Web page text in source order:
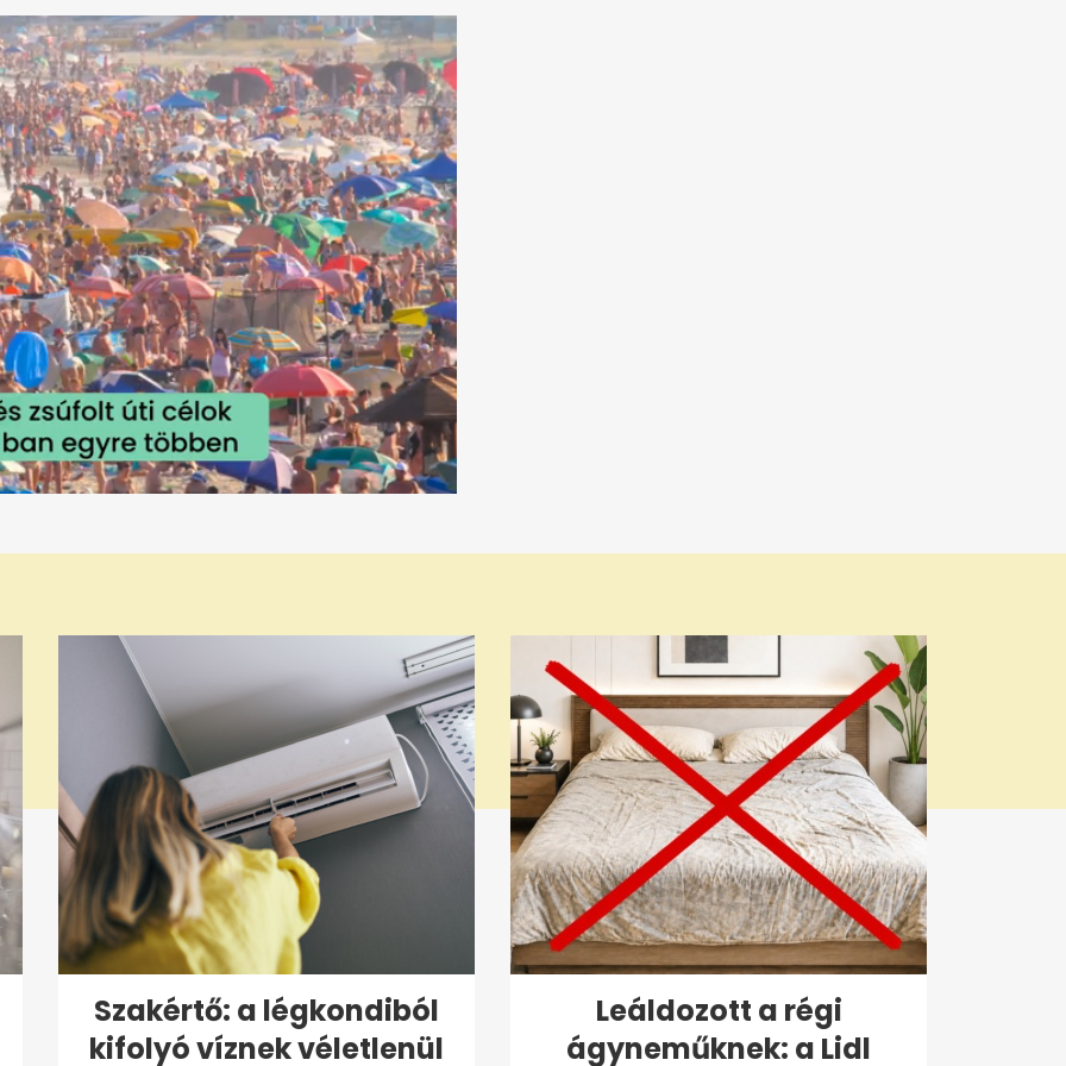
Szakértő: a légkondiból
kifolyó víznek véletlenül
Leáldozott a régi
ágyneműknek: a Lidl